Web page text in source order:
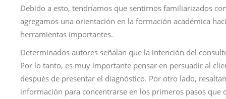
Debido a esto, tendríamos que sentirnos familiarizados
agregamos una orientación en la formación académica
herramientas importantes.
Determinados autores señalan que la intención del
Por lo tanto, es muy importante pensar en persuadir al
después de presentar el diagnóstico. Por otro lado,
información para concentrarse en los primeros pasos que